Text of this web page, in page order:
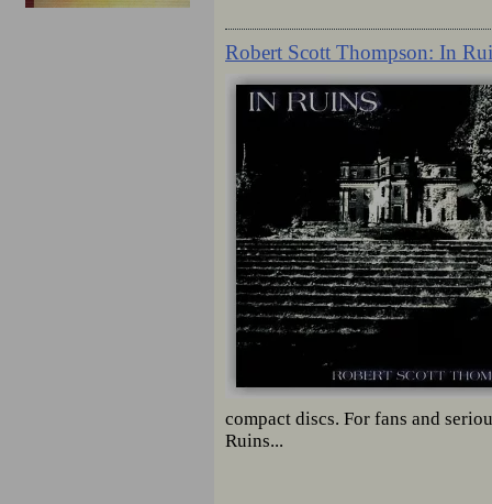
Robert Scott Thompson: In
compact discs. For fans and
Ruins...